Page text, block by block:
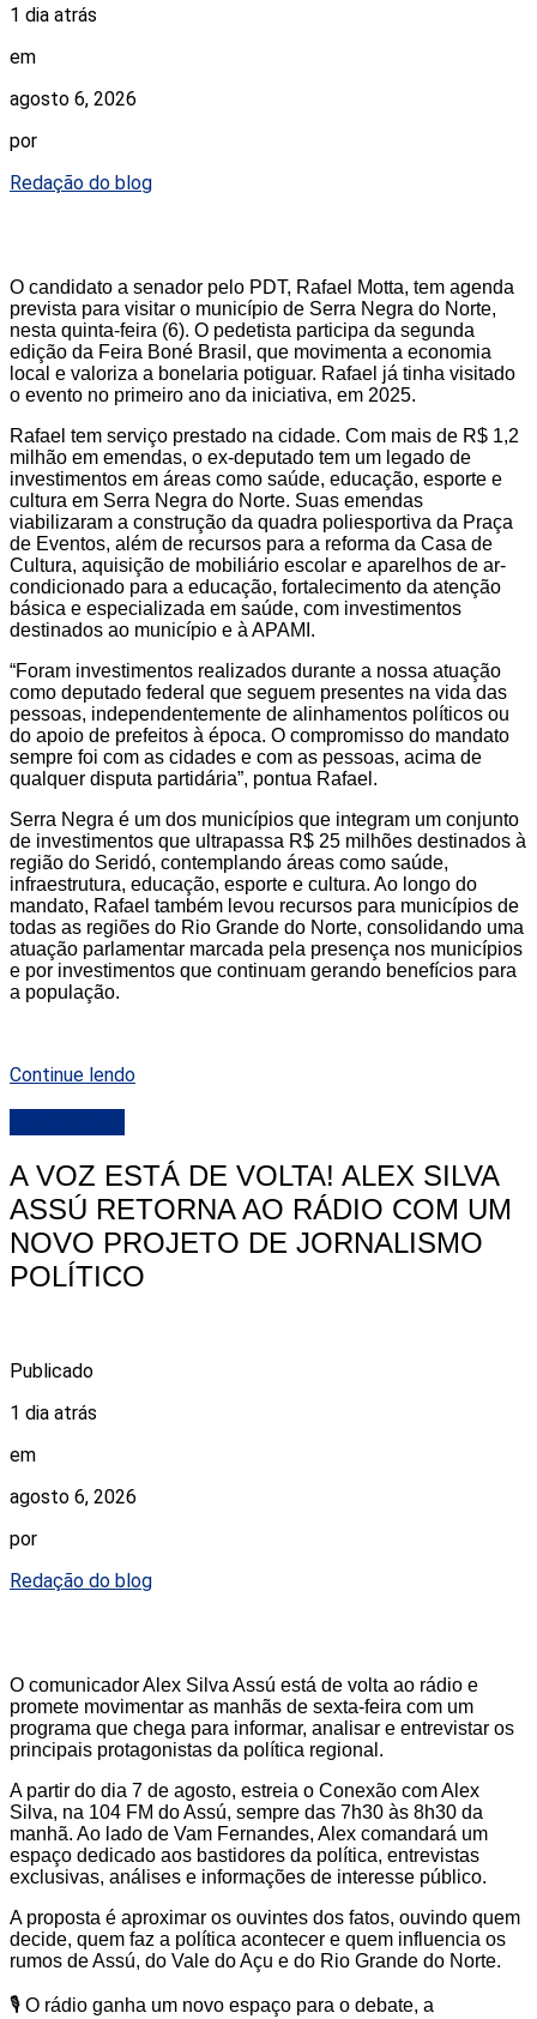
1 dia atrás
em
agosto 6, 2026
por
Redação do blog
O candidato a senador pelo PDT, Rafael Motta, tem agenda
prevista para visitar o município de Serra Negra do Norte,
nesta quinta-feira (6). O pedetista participa da segunda
edição da Feira Boné Brasil, que movimenta a economia
local e valoriza a bonelaria potiguar. Rafael já tinha visitado
o evento no primeiro ano da iniciativa, em 2025.
Rafael tem serviço prestado na cidade. Com mais de R$ 1,2
milhão em emendas, o ex-deputado tem um legado de
investimentos em áreas como saúde, educação, esporte e
cultura em Serra Negra do Norte. Suas emendas
viabilizaram a construção da quadra poliesportiva da Praça
de Eventos, além de recursos para a reforma da Casa de
Cultura, aquisição de mobiliário escolar e aparelhos de ar-
condicionado para a educação, fortalecimento da atenção
básica e especializada em saúde, com investimentos
destinados ao município e à APAMI.
“Foram investimentos realizados durante a nossa atuação
como deputado federal que seguem presentes na vida das
pessoas, independentemente de alinhamentos políticos ou
do apoio de prefeitos à época. O compromisso do mandato
sempre foi com as cidades e com as pessoas, acima de
qualquer disputa partidária”, pontua Rafael.
Serra Negra é um dos municípios que integram um conjunto
de investimentos que ultrapassa R$ 25 milhões destinados à
região do Seridó, contemplando áreas como saúde,
infraestrutura, educação, esporte e cultura. Ao longo do
mandato, Rafael também levou recursos para municípios de
todas as regiões do Rio Grande do Norte, consolidando uma
atuação parlamentar marcada pela presença nos municípios
e por investimentos que continuam gerando benefícios para
a população.
Continue lendo
A VOZ ESTÁ DE VOLTA! ALEX SILVA
ASSÚ RETORNA AO RÁDIO COM UM
NOVO PROJETO DE JORNALISMO
POLÍTICO
Publicado
1 dia atrás
em
agosto 6, 2026
por
Redação do blog
O comunicador Alex Silva Assú está de volta ao rádio e
promete movimentar as manhãs de sexta-feira com um
programa que chega para informar, analisar e entrevistar os
principais protagonistas da política regional.
A partir do dia 7 de agosto, estreia o Conexão com Alex
Silva, na 104 FM do Assú, sempre das 7h30 às 8h30 da
manhã. Ao lado de Vam Fernandes, Alex comandará um
espaço dedicado aos bastidores da política, entrevistas
exclusivas, análises e informações de interesse público.
A proposta é aproximar os ouvintes dos fatos, ouvindo quem
decide, quem faz a política acontecer e quem influencia os
rumos de Assú, do Vale do Açu e do Rio Grande do Norte.
🎙️ O rádio ganha um novo espaço para o debate, a